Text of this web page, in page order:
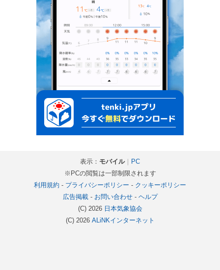
表示： モバイル｜
PC
※PCの閲覧は一部制限されます
利用規約 - プライバシーポリシー - クッキーポリシー
広告掲載- お問い合わせ- ヘルプ
(C) 2026 日本気象協会
(C) 2026 ALiNKインターネット